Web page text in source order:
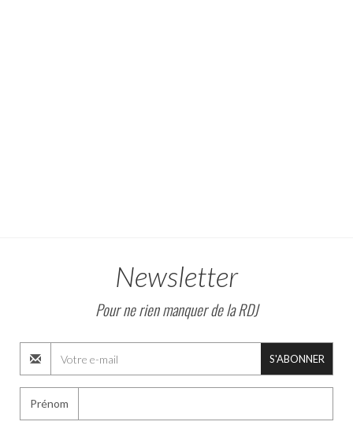
Newsletter
Pour ne rien manquer de la RDJ
S'ABONNER
Prénom